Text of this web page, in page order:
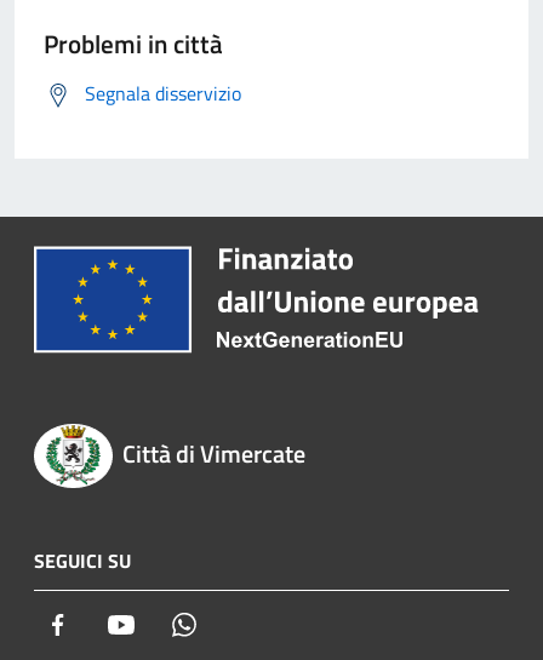
Problemi in città
Segnala disservizio
Città di Vimercate
SEGUICI SU
Facebook Youtube